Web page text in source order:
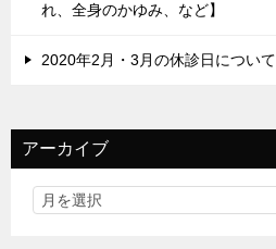
れ、全身のかゆみ、など】
2020年2月・3月の休診日について
アーカイブ